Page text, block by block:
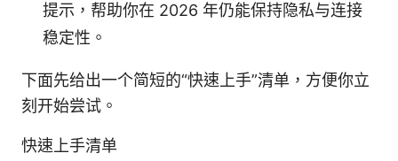
提示，帮助你在 2026 年仍能保持隐私与连接
稳定性。
下面先给出一个简短的“快速上手”清单，方便你立
刻开始尝试。
快速上手清单